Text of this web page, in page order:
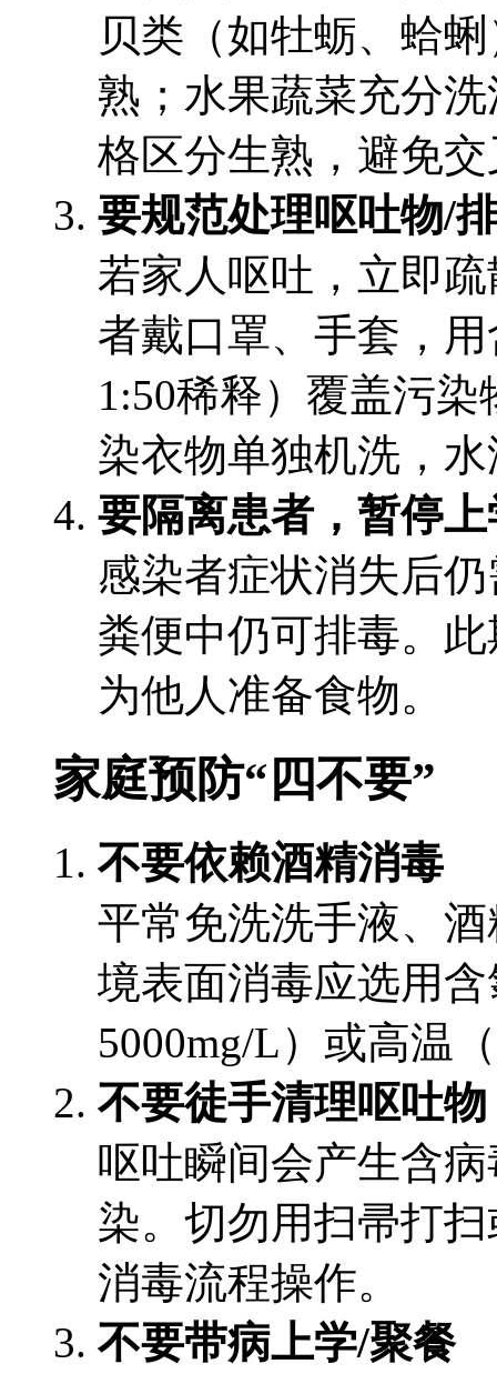
贝类（如牡蛎、蛤
熟；水果蔬菜充分
格区分生熟，避免
要规范处理呕吐物/
若家人呕吐，立即
者戴口罩、手套，
1:50稀释）覆盖污
染衣物单独机洗，
要隔离患者，暂停
感染者症状消失后
粪便中仍可排毒。
为他人准备食物。
家庭预防“四不要”
不要依赖酒精消毒
平常免洗洗手液、
境表面消毒应选用
5000mg/L）或高温
不要徒手清理呕吐物
呕吐瞬间会产生含
染。切勿用扫帚打
消毒流程操作。
不要带病上学/聚餐